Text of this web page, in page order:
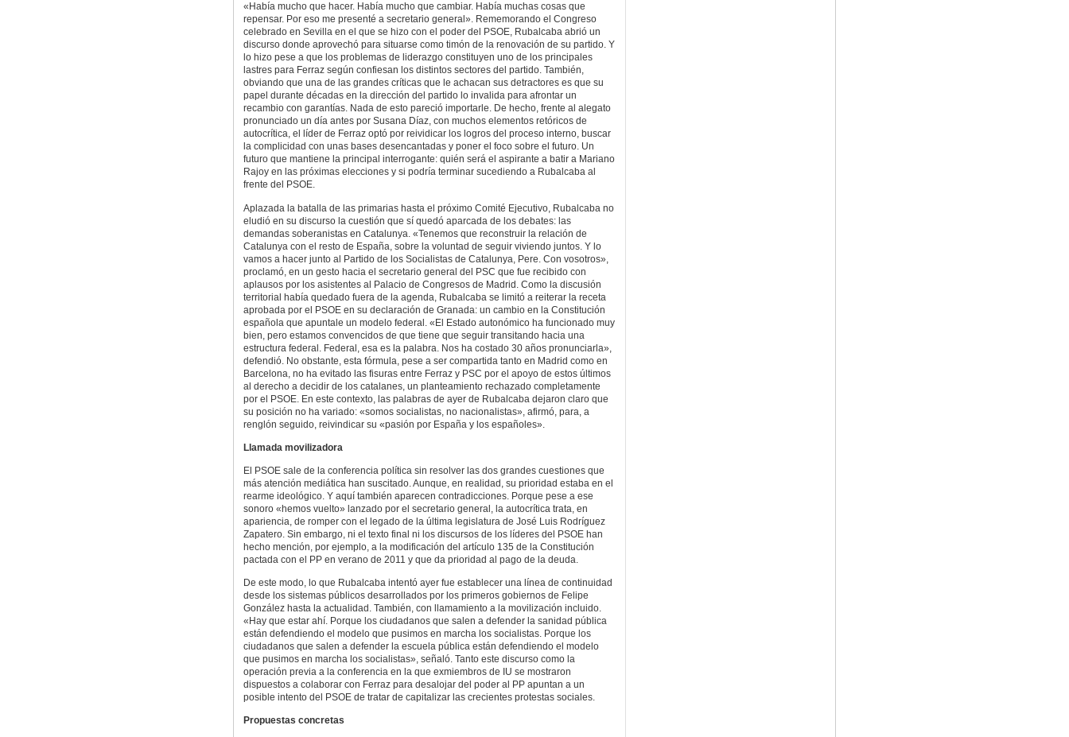
«Había mucho que hacer. Había mucho que cambiar. Había muchas cosas que
repensar. Por eso me presenté a secretario general». Rememorando el Congreso
celebrado en Sevilla en el que se hizo con el poder del PSOE, Rubalcaba abrió un
discurso donde aprovechó para situarse como timón de la renovación de su partido. Y
lo hizo pese a que los problemas de liderazgo constituyen uno de los principales
lastres para Ferraz según confiesan los distintos sectores del partido. También,
obviando que una de las grandes críticas que le achacan sus detractores es que su
papel durante décadas en la dirección del partido lo invalida para afrontar un
recambio con garantías. Nada de esto pareció importarle. De hecho, frente al alegato
pronunciado un día antes por Susana Díaz, con muchos elementos retóricos de
autocrítica, el líder de Ferraz optó por reividicar los logros del proceso interno, buscar
la complicidad con unas bases desencantadas y poner el foco sobre el futuro. Un
futuro que mantiene la principal interrogante: quién será el aspirante a batir a Mariano
Rajoy en las próximas elecciones y si podría terminar sucediendo a Rubalcaba al
frente del PSOE.
Aplazada la batalla de las primarias hasta el próximo Comité Ejecutivo, Rubalcaba no
eludió en su discurso la cuestión que sí quedó aparcada de los debates: las
demandas soberanistas en Catalunya. «Tenemos que reconstruir la relación de
Catalunya con el resto de España, sobre la voluntad de seguir viviendo juntos. Y lo
vamos a hacer junto al Partido de los Socialistas de Catalunya, Pere. Con vosotros»,
proclamó, en un gesto hacia el secretario general del PSC que fue recibido con
aplausos por los asistentes al Palacio de Congresos de Madrid. Como la discusión
territorial había quedado fuera de la agenda, Rubalcaba se limitó a reiterar la receta
aprobada por el PSOE en su declaración de Granada: un cambio en la Constitución
española que apuntale un modelo federal. «El Estado autonómico ha funcionado muy
bien, pero estamos convencidos de que tiene que seguir transitando hacia una
estructura federal. Federal, esa es la palabra. Nos ha costado 30 años pronunciarla»,
defendió. No obstante, esta fórmula, pese a ser compartida tanto en Madrid como en
Barcelona, no ha evitado las fisuras entre Ferraz y PSC por el apoyo de estos últimos
al derecho a decidir de los catalanes, un planteamiento rechazado completamente
por el PSOE. En este contexto, las palabras de ayer de Rubalcaba dejaron claro que
su posición no ha variado: «somos socialistas, no nacionalistas», afirmó, para, a
renglón seguido, reivindicar su «pasión por España y los españoles».
Llamada movilizadora
El PSOE sale de la conferencia política sin resolver las dos grandes cuestiones que
más atención mediática han suscitado. Aunque, en realidad, su prioridad estaba en el
rearme ideológico. Y aquí también aparecen contradicciones. Porque pese a ese
sonoro «hemos vuelto» lanzado por el secretario general, la autocrítica trata, en
apariencia, de romper con el legado de la última legislatura de José Luis Rodríguez
Zapatero. Sin embargo, ni el texto final ni los discursos de los líderes del PSOE han
hecho mención, por ejemplo, a la modificación del artículo 135 de la Constitución
pactada con el PP en verano de 2011 y que da prioridad al pago de la deuda.
De este modo, lo que Rubalcaba intentó ayer fue establecer una línea de continuidad
desde los sistemas públicos desarrollados por los primeros gobiernos de Felipe
González hasta la actualidad. También, con llamamiento a la movilización incluido.
«Hay que estar ahí. Porque los ciudadanos que salen a defender la sanidad pública
están defendiendo el modelo que pusimos en marcha los socialistas. Porque los
ciudadanos que salen a defender la escuela pública están defendiendo el modelo
que pusimos en marcha los socialistas», señaló. Tanto este discurso como la
operación previa a la conferencia en la que exmiembros de IU se mostraron
dispuestos a colaborar con Ferraz para desalojar del poder al PP apuntan a un
posible intento del PSOE de tratar de capitalizar las crecientes protestas sociales.
Propuestas concretas